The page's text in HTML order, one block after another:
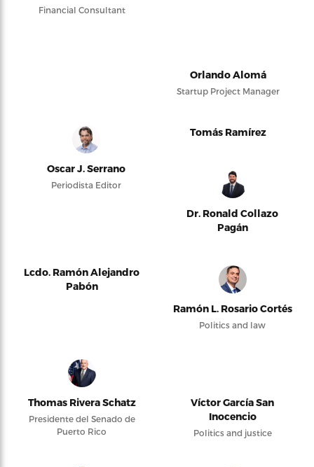
Financial Consultant
Orlando Alomá
Startup Project Manager
Oscar J. Serrano
Periodista Editor
Tomás Ramírez
Dr. Ronald Collazo
Pagán
Lcdo. Ramón Alejandro
Pabón
Ramón L. Rosario Cortés
Politics and law
Thomas Rivera Schatz
Presidente del Senado de
Puerto Rico
Víctor García San
Inocencio
Politics and justice